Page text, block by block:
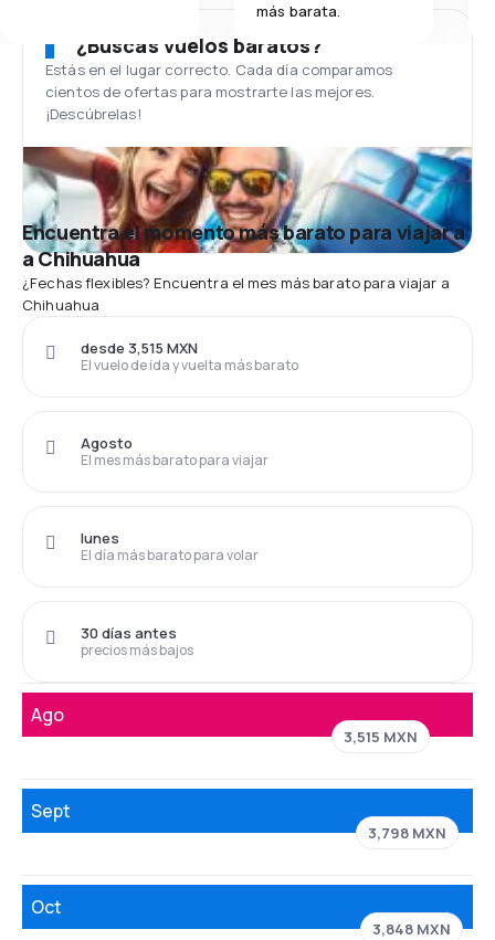
más barata.
¿Buscas vuelos baratos?
Estás en el lugar correcto. Cada día comparamos
cientos de ofertas para mostrarte las mejores.
¡Descúbrelas!
Encuentra el momento más barato para viajar a
a Chihuahua
¿Fechas flexibles? Encuentra el mes más barato para viajar a
Chihuahua
El vuelo de ida y vuelta más barato
desde 3,515 MXN
El mes más barato para viajar
Agosto
El día más barato para volar
lunes
precios más bajos
30 días antes
Ago
3,515 MXN
Sept
3,798 MXN
Oct
3,848 MXN